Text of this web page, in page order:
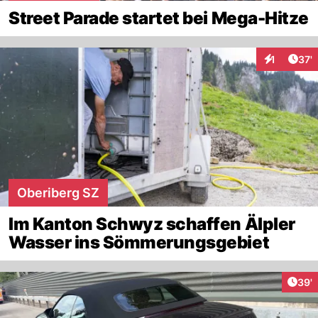
Street Parade startet bei Mega-Hitze
1 37'
Oberiberg SZ
Im Kanton Schwyz schaffen Älpler
Wasser ins Sömmerungsgebiet
39'